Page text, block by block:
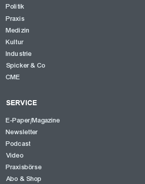
Politik
Praxis
Medizin
Kultur
Industrie
Spicker & Co
CME
SERVICE
E-Paper/Magazine
Newsletter
Podcast
Video
Praxisbörse
Abo & Shop